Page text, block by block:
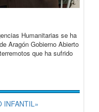
Humanitarias se ha
Aragón Gobierno Abierto
que ha sufrido
INFANTIL»